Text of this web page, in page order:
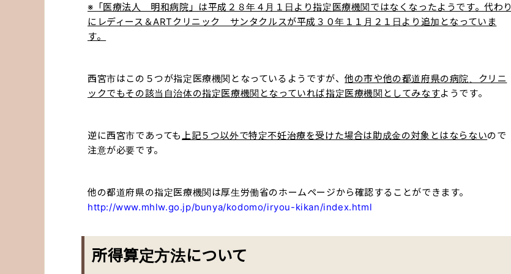
※「医療法人 明和病院」は平成２８年４月１日より指定医療機関ではなくなったようです。代わり
にレディース＆ARTクリニック サンタクルスが平成３０年１１月２１日より追加となっていま
す。
西宮市はこの５つが指定医療機関となっているようですが、他の市や他の都道府県の病院、クリニ
ックでもその該当自治体の指定医療機関となっていれば指定医療機関としてみなすようです。
逆に西宮市であっても上記５つ以外で特定不妊治療を受けた場合は助成金の対象とはならないので
注意が必要です。
他の都道府県の指定医療機関は厚生労働省のホームページから確認することができます。
http://www.mhlw.go.jp/bunya/kodomo/iryou-kikan/index.html
所得算定方法について